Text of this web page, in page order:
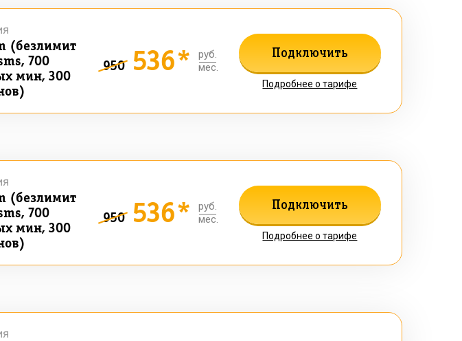
(безлимит
700
мин, 300
950 536*
руб.
мес.
Подключить
Подробнее о тарифе
(безлимит
700
мин, 300
950 536*
руб.
мес.
Подключить
Подробнее о тарифе